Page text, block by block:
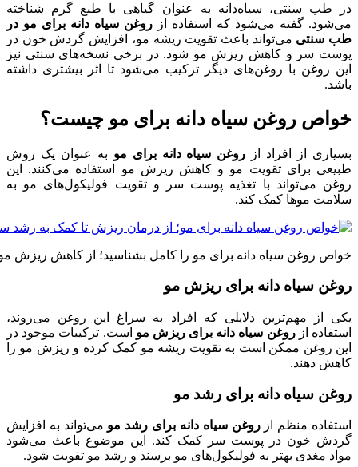
در طب سنتی، سیاه‌دانه به عنوان گیاهی با طبع گرم شناخته
می‌شود. گفته می‌شود که استفاده از روغن سیاه دانه برای مو در
طب سنتی می‌تواند باعث تقویت ریشه مو، افزایش گردش خون در
پوست سر و کاهش ریزش مو شود. در برخی نسخه‌های سنتی نیز
این روغن با روغن‌های دیگر ترکیب می‌شود تا اثر بیشتری داشته
باشد.
خواص روغن سیاه دانه برای مو چیست؟
بسیاری از افراد از روغن سیاه دانه برای مو به عنوان یک روش
طبیعی برای تقویت مو و کاهش ریزش مو استفاده می‌کنند. این
روغن می‌تواند با تغذیه پوست سر و تقویت فولیکول‌های مو به
سلامت موها کمک کند.
خواص روغن سیاه دانه برای مو را کامل بشناسید؛ از کاهش ریزش
روغن سیاه دانه برای ریزش مو
یکی از مهم‌ترین دلایلی که افراد به سراغ این روغن می‌روند،
استفاده ازروغن سیاه دانه برای ریزش مو است. ترکیبات موجود در
این روغن ممکن است به تقویت ریشه مو کمک کرده و ریزش مو را
کاهش دهند.
روغن سیاه دانه برای رشد مو
استفاده منظم ازروغن سیاه دانه برای رشد مو می‌تواند به افزایش
گردش خون در پوست سر کمک کند. این موضوع باعث می‌شود
مواد مغذی بهتر به فولیکول‌های مو برسند و رشد مو تقویت شود.